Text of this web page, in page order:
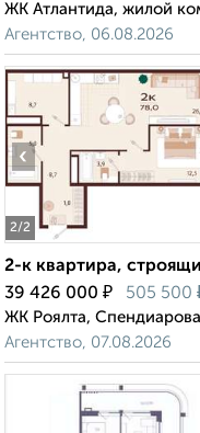
ЖК Атлантида, жилой
Агентство, 06.08.2026
2/2
‹
2-к квартира,
39 426 000 ₽ 505 500
ЖК Роялта,
Агентство, 07.08.2026